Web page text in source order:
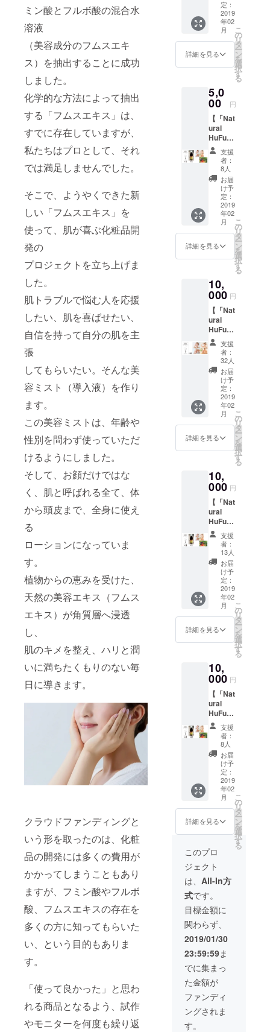
ミン酸とフルボ酸の混合水
溶液
（美容成分のフムスエキ
ス）を抽出することに成功
しました。
化学的な方法によって抽出
する「フムスエキス」は、
すでに存在していますが、
私たちはプロとして、それ
では満足しませんでした。
そこで、ようやくできた新
しい「フムスエキス」を
使って、肌が喜ぶ化粧品開
発の
プロジェクトを立ち上げま
した。
肌トラブルで悩む人を応援
したい、肌を喜ばせたい、
自信を持って自分の肌を主
張
してもらいたい。そんな美
容ミスト（導入液）を作り
ます。
この美容ミストは、年齢や
性別を問わず使っていただ
けるようにしました。
そして、お顔だけではな
く、肌と呼ばれる全て、体
から頭皮まで、全身に使え
る
ローションになっていま
す。
植物からの恵みを受けた、
天然の美容エキス（フムス
エキス）が角質層へ浸透
し、
肌のキメを整え、ハリと潤
いに満ちたくもりのない毎
日に導きます。
クラウドファンディングと
いう形を取ったのは、化粧
品の開発には多くの費用が
かかってしまうこともあり
ますが、フミン酸やフルボ
酸、フムスエキスの存在を
多くの方に知ってもらいた
い、という目的もありま
す。
「使って良かった」と思わ
れる商品となるよう、試作
やモニターを何度も繰り返
スト
「Natur
HuFu（
100mL
）」
4,500円
（税
当を 2
本
セット
にして
お届け
しま
す。
2本で約
3か月間
お使い
いただ
けます
ので、
まずは
試して
みたい
方にお
定：
2019
年02
月
詳細を見る
こ
の
リ
タ
ー
ン
を
選
択
す
る
5,0
00 円
【「Nat
ural
HuFu」
1本 ＆
「HS-
5」1本
セッ
ト】
現在
開発中
の美容
ミスト
「Natur
al
HuFu（
100mL
4,500円
（税
抜）相
当と、
家庭
菜園用
に開発
した、
高濃度
腐植エ
キス
「HS-
5（500
ｍL）」
5,800円
（税
抜）を
ぞれ1本
セット
にして
お届け
しま
す。
支援
者：
8人
お届
け予
定：
2019
年02
月
詳細を見る
こ
の
リ
タ
ー
ン
を
選
択
す
る
10,
000 円
【「Nat
ural
HuFu」
4本セッ
ト】 現
在開発
中の美
容ミス
「Natur
HuFu（
100mL
）」
4,500円
（税
当を
ドーン
と4本
セット
にして
お届け
しま
す。
たっぷ
りと使
える、
約半年
分で
す。
ご家族
で使っ
ても、
トとし
ても。
支援
者：
32人
お届
け予
定：
2019
年02
月
詳細を見る
こ
の
リ
タ
ー
ン
を
選
択
す
る
10,
000 円
【「Nat
ural
HuFu」
3本 ＆
「HS-
5」1本
セッ
ト】
現在開
発中の
美容ミ
スト
「Natur
al
HuFu（
100mL
4,500円
（税
抜）相
当を3本
と、
家庭菜
園用に
開発し
た、高
濃度腐
植エキ
ス「HS-
5（500
ｍL）」
5,800円
（税
抜）が
セット
にして
お届け
しま
す。
野菜や
花な
ど、植
物を育
てる楽
しみが
広がる
セット
です。
支援
者：
13人
お届
け予
定：
2019
年02
月
詳細を見る
こ
の
リ
タ
ー
ン
を
選
択
す
る
10,
000 円
【「Nat
ural
HuFu」
2本 ＆
「HS-
5」2本
セッ
ト】
現在開
発中の
美容ミ
スト
「Natur
al
HuFu（
100mL
）」
4,500円
（税
抜）相
当を2本
と、
家庭菜
園用に
開発し
た、高
濃度腐
植エキ
ス「HS-
5（500
ｍL）」
5,800円
（税
抜）を
支援
者：
8人
お届
け予
定：
2019
年02
月
詳細を見る
こ
の
リ
タ
ー
ン
を
選
択
す
る
このプロ
ジェクト
は、 All-In方
式です。
目標金額に
関わらず、
2019/01/30
23:59:59ま
でに集まっ
た金額が
ファンディ
ングされま
す。